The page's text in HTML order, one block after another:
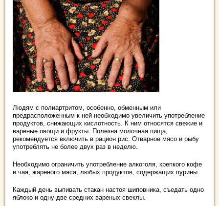
Людям с полиартритом, особенно, обменным или
предрасположенным к ней необходимо увеличить употребление
продуктов, снижающих кислотность. К ним относятся свежие и
вареные овощи и фрукты. Полезна молочная пища,
рекомендуется включить в рацион рис. Отварное мясо и рыбу
употреблять не более двух раз в неделю.
Необходимо ограничить употребление алкоголя, крепкого кофе
и чая, жареного мяса, любых продуктов, содержащих пурины.
Каждый день выпивать стакан настоя шиповника, съедать одно
яблоко и одну-две средних вареных свеклы.